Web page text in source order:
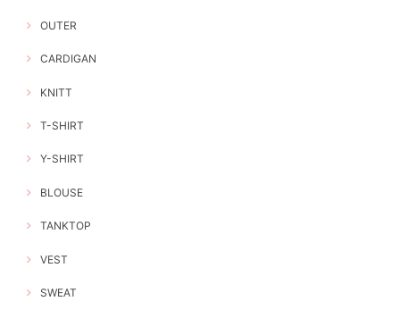
OUTER
CARDIGAN
KNITT
T-SHIRT
Y-SHIRT
BLOUSE
TANKTOP
VEST
SWEAT